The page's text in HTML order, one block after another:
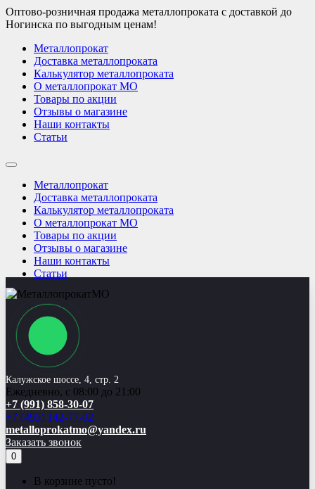
Оптово-розничная продажа металлопроката с доставкой до
Ногинска по выгодным ценам!
Металлопрокат
Доставка металлопроката
Калькулятор металлопроката
О металлопрокат МО
Товары по акции
Отзывы о магазине
Наши контакты
Статьи
Металлопрокат
Доставка металлопроката
Калькулятор металлопроката
О металлопрокат МО
Товары по акции
Отзывы о магазине
Наши контакты
Статьи
Калужское шоссе, 4, стр. 2
Ежедневно, с 08:00 до 21:00
+7 (991) 858-30-07
+7 (495) 142-77-02
metalloprokatmo@yandex.ru
Заказать звонок
0
В корзине пусто!